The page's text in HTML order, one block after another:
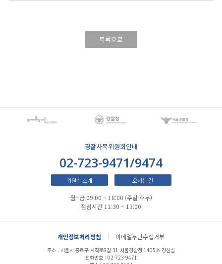
목록으로
경찰사목위원회안내
02-723-9471/9474
위원회 소개 오시는 길
월~금 09:00 ~ 18:00 (주말 휴무)
점심시간 11:30 ~ 13:00
개인정보처리방침 이메일무단수집거부
주소 : 서울시 종로구 사직로8길 31 서울경찰청 1405호 경신실
전화번호 : 02-723-9471